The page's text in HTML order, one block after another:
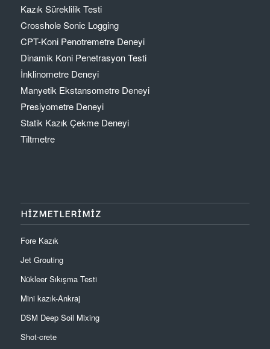
Kazık Süreklilik Testi
Crosshole Sonic Logging
CPT-Koni Penotremetre Deneyi
Dinamik Koni Penetrasyon Testi
İnklinometre Deneyi
Manyetik Ekstansometre Deneyi
Presiyometre Deneyi
Statik Kazık Çekme Deneyi
Tiltmetre
HİZMETLERİMİZ
Fore Kazık
Jet Grouting
Nükleer Sıkışma Testi
Mini kazık-Ankraj
DSM Deep Soil Mixing
Shot-crete